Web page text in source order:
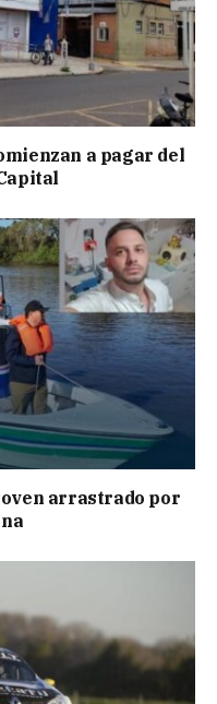
a pagar del
arrastrado por